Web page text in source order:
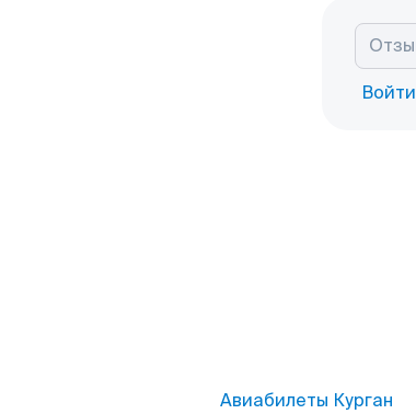
Войти
Авиабилеты Курган